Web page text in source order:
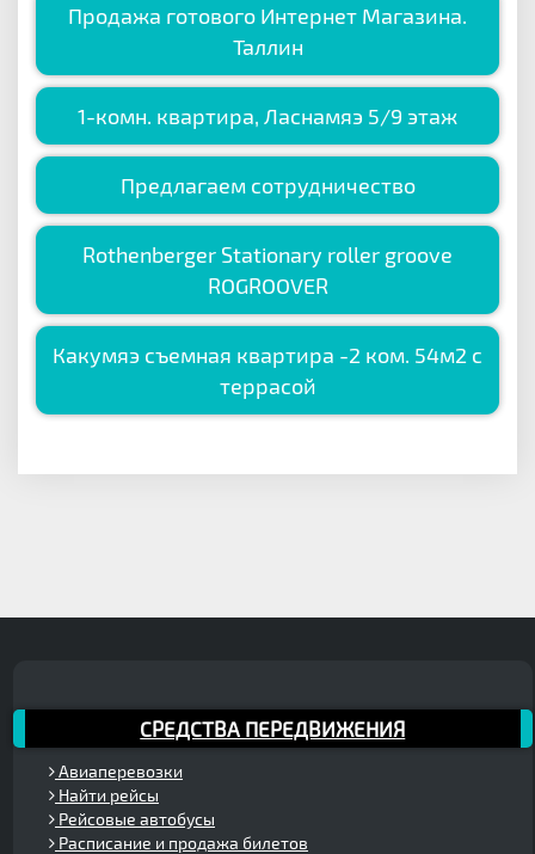
Продажа готового Интернет Магазина.
Таллин
1-комн. квартира, Ласнамяэ 5/9 этаж
Предлагаем сотрудничество
Rothenberger Stationary roller groove
ROGROOVER
Какумяэ съемная квартира -2 ком. 54м2 с
террасой
СРЕДСТВА ПЕРЕДВИЖЕНИЯ
Авиаперевозки
Найти рейсы
Рейсовые автобусы
Расписание и продажа билетов